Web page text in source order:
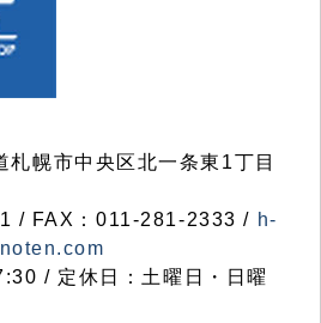
幌市中央区北一条東1丁目
/ FAX：011-281-2333 / h-
/ 定休日：土曜日・日曜